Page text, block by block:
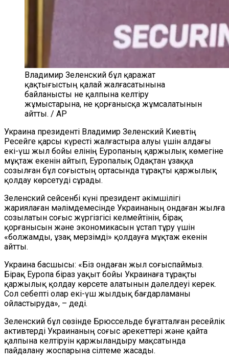
Владимир Зеленский бұл қаражат
қақтығыстың қалай жалғасатынына
байланысты не қалпына келтіру
жұмыстарына, не қорғанысқа жұмсалатынын
айтты. / AP
Украина президенті Владимир Зеленский Киевтің
Ресейге қарсы күресті жалғастыра алуы үшін алдағы
екі-үш жыл бойы елінің Еуропаның қаржылық көмегіне
мұқтаж екенін айтып, Еуропалық Одақтан ұзаққа
созылған бұл соғыстың ортасындатұрақты қаржылық
қолдау көрсетуді сұрады.
Зеленский сейсенбі күні президент әкімшілігі
жариялаған мәлімдемесінде Украинаның ондаған жылға
созылатын соғыс жүргізгісі келмейтінін, бірақ
қорғанысын және экономикасын ұстап тұру үшін
«болжамды, ұзақ мерзімді» қолдауға мұқтаж екенін
айтты.
Украина басшысы: «Біз ондаған жыл соғыспаймыз.
Бірақ Еуропа біраз уақыт бойы Украинаға тұрақты
қаржылық қолдау көрсете алатынын дәлелдеуі керек.
Сол себепті олар екі-үш жылдық бағдарламаны
ойластыруда», – деді.
Зеленский бұл сөзінде Брюссельде бұғатталған ресейлік
активтерді Украинаның соғыс әрекеттері және қайта
қалпына келтіруін қаржыландыру мақсатында
пайдалану жоспарына сілтеме жасады.